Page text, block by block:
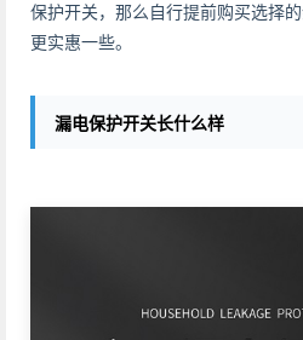
保护开关，那么自行提前购买选择
更实惠一些。
漏电保护开关长什么样